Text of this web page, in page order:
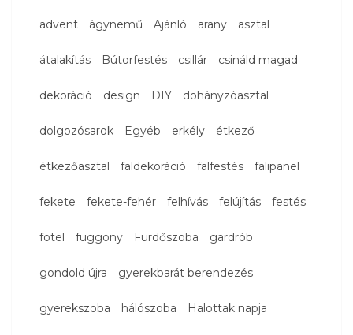
advent ágynemű Ajánló arany asztal
átalakítás Bútorfestés csillár csináld magad
dekoráció design DIY dohányzóasztal
dolgozósarok Egyéb erkély étkező
étkezőasztal faldekoráció falfestés falipanel
fekete fekete-fehér felhívás felújítás festés
fotel függöny Fürdőszoba gardrób
gondold újra gyerekbarát berendezés
gyerekszoba hálószoba Halottak napja